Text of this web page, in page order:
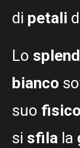
di petali
Lo
bianco
suo
si sfila la